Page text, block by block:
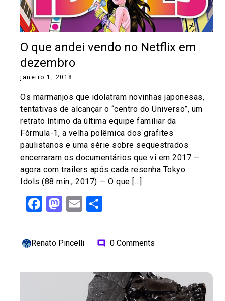
O que andei vendo no Netflix em
dezembro
janeiro 1, 2018
Os marmanjos que idolatram novinhas japonesas,
tentativas de alcançar o “centro do Universo”, um
retrato íntimo da última equipe familiar da
Fórmula-1, a velha polêmica dos grafites
paulistanos e uma série sobre sequestrados
encerraram os documentários que vi em 2017 —
agora com trailers após cada resenha Tokyo
Idols (88 min., 2017) — O que […]
Facebook
Mastodon
Email
Renato Pincelli comment 0 Comments